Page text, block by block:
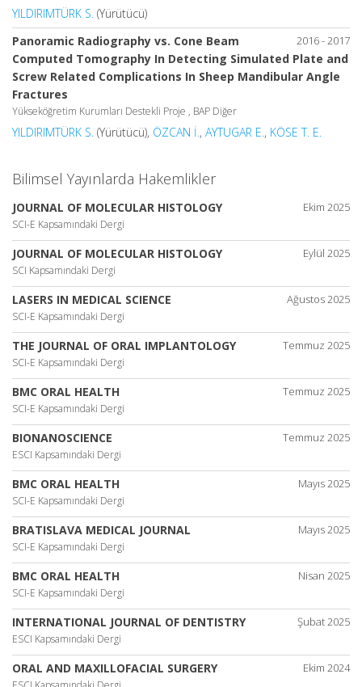
YILDIRIMTÜRK S. (Yürütücü)
2016 - 2017
Panoramic Radiography vs. Cone Beam
Computed Tomography In Detecting Simulated Plate and
Screw Related Complications In Sheep Mandibular Angle
Fractures
Yükseköğretim Kurumları Destekli Proje , BAP Diğer
YILDIRIMTÜRK S. (Yürütücü), ÖZCAN İ. , AYTUGAR E. , KÖSE T. E.
Bilimsel Yayınlarda Hakemlikler
Ekim 2025
JOURNAL OF MOLECULAR HISTOLOGY
SCI-E Kapsamındaki Dergi
Eylül 2025
JOURNAL OF MOLECULAR HISTOLOGY
SCI Kapsamındaki Dergi
Ağustos 2025
LASERS IN MEDICAL SCIENCE
SCI-E Kapsamındaki Dergi
Temmuz 2025
THE JOURNAL OF ORAL IMPLANTOLOGY
SCI-E Kapsamındaki Dergi
Temmuz 2025
BMC ORAL HEALTH
SCI-E Kapsamındaki Dergi
Temmuz 2025
BIONANOSCIENCE
ESCI Kapsamındaki Dergi
Mayıs 2025
BMC ORAL HEALTH
SCI-E Kapsamındaki Dergi
Mayıs 2025
BRATISLAVA MEDICAL JOURNAL
SCI-E Kapsamındaki Dergi
Nisan 2025
BMC ORAL HEALTH
SCI-E Kapsamındaki Dergi
Şubat 2025
INTERNATIONAL JOURNAL OF DENTISTRY
ESCI Kapsamındaki Dergi
Ekim 2024
ORAL AND MAXILLOFACIAL SURGERY